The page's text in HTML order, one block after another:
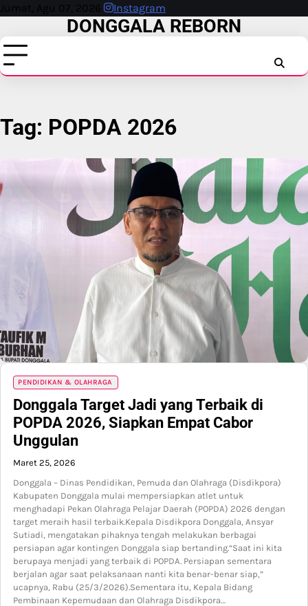
Skip
content
Jumat, Agu 07, 2026 Instagram
DONGGALA REBORN
Tag: POPDA 2026
PENDIDIKAN & OLAHRAGA
Donggala Target Jadi yang Terbaik di
POPDA 2026, Siapkan Empat Cabor
Unggulan
Maret 25, 2026
Donggala – Dinas Pendidikan, Pemuda dan Olahraga (Disdikpora)
Kabupaten Donggala mulai mempersiapkan atlet untuk
menghadapi Pekan Olahraga Pelajar Daerah (POPDA) 2026 dengan
target meraih hasil terbaik.Kepala Disdikpora Donggala, Ansyar
Sutiadi, mengatakan pihaknya tengah melakukan berbagai
persiapan agar kontingen Donggala siap bertanding.“Saat ini kita
berupaya menjadi yang terbaik di POPDA. Persiapan sementara
berjalan agar saat pelaksanaan nanti kita benar-benar siap,”
ucapnya, Rabu (25/3/2026).Sementara itu, Kepala Bidang
Pembinaan Kepemudaan dan Olahraga Disdikpora…